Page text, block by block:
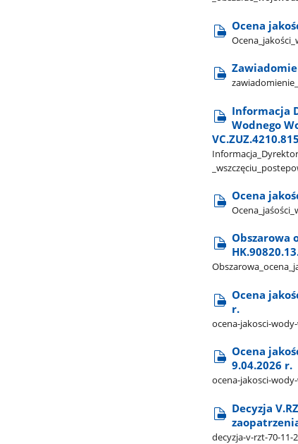
Ocena
Informacja
Wodnego
Ocena
Obszarowa
Ocena
r.
ocena-jakosci-
Ocena
9.04.2026 r.
ocena-jakosci-
Decyzja
decyzja-v-rzt-70-11-